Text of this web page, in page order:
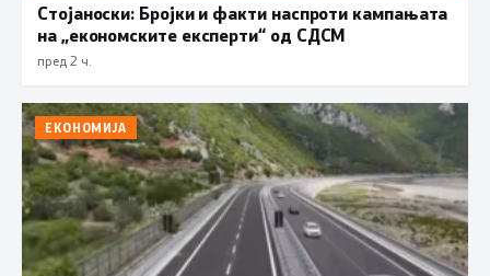
Стојаноски: Бројки и факти наспроти кампањата
на „економските експерти“ од СДСM
пред 2 ч.
ЕКОНОМИЈА